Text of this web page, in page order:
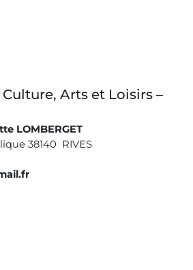
Arts et Loisirs –
LOMBERGET
38140 RIVES